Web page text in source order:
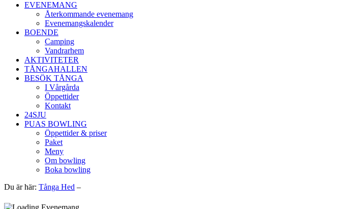
EVENEMANG
Återkommande evenemang
Evenemangskalender
BOENDE
Camping
Vandrarhem
AKTIVITETER
TÅNGAHALLEN
BESÖK TÅNGA
I Vårgårda
Öppettider
Kontakt
24SJU
PUAS BOWLING
Öppettider & priser
Paket
Meny
Om bowling
Boka bowling
Du är här: Tånga Hed –